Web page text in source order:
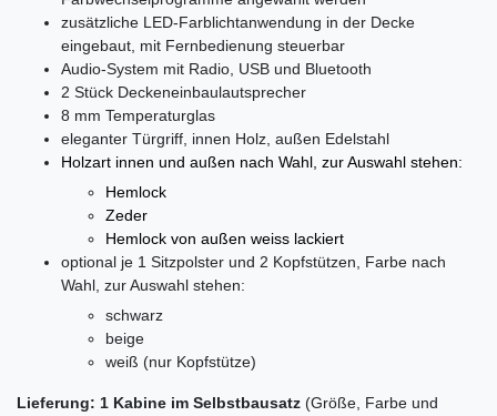
zusätzliche LED-Farblichtanwendung in der Decke
eingebaut, mit Fernbedienung steuerbar
Audio-System mit Radio, USB und Bluetooth
2 Stück Deckeneinbaulautsprecher
8 mm Temperaturglas
eleganter Türgriff, innen Holz, außen Edelstahl
Holzart innen und außen nach Wahl, zur Auswahl stehen:
Hemlock
Zeder
Hemlock von außen weiss lackiert
optional je 1 Sitzpolster und 2 Kopfstützen, Farbe nach
Wahl, zur Auswahl stehen:
schwarz
beige
weiß (nur Kopfstütze)
Lieferung: 1 Kabine im Selbstbausatz (Größe, Farbe und